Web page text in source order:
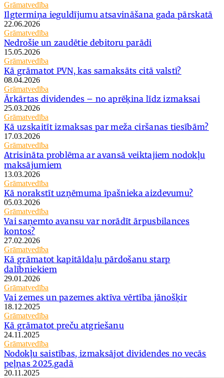
Grāmatvedība
Ilgtermiņa ieguldījumu atsavināšana gada pārskatā
22.06.2026
Grāmatvedība
Nedrošie un zaudētie debitoru parādi
15.05.2026
Grāmatvedība
Kā grāmatot PVN, kas samaksāts citā valstī?
08.04.2026
Grāmatvedība
Ārkārtas dividendes – no aprēķina līdz izmaksai
25.03.2026
Grāmatvedība
Kā uzskaitīt izmaksas par meža ciršanas tiesībām?
17.03.2026
Grāmatvedība
Atrisināta problēma ar avansā veiktajiem nodokļu
maksājumiem
13.03.2026
Grāmatvedība
Kā norakstīt uzņēmuma īpašnieka aizdevumu?
05.03.2026
Grāmatvedība
Vai saņemto avansu var norādīt ārpusbilances
kontos?
27.02.2026
Grāmatvedība
Kā grāmatot kapitāldaļu pārdošanu starp
dalībniekiem
29.01.2026
Grāmatvedība
Vai zemes un pazemes aktīva vērtība jānošķir
18.12.2025
Grāmatvedība
Kā grāmatot preču atgriešanu
24.11.2025
Grāmatvedība
Nodokļu saistības, izmaksājot dividendes no vecās
peļņas 2025.gadā
20.11.2025